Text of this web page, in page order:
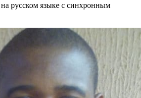
на русском языке с синхронным